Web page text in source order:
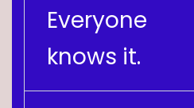
Everyone
knows it.